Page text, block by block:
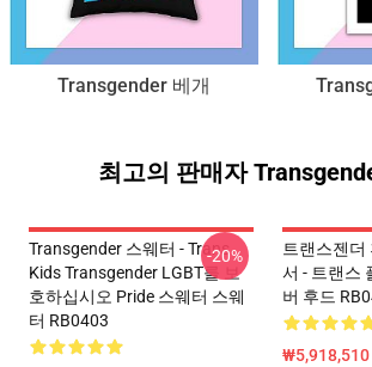
Transgender 베개
최고의 판매자
Transgender 스웨터 - Trans
Kids Transgender LGBT를 보
호하십시오 Pride 스웨터 스웨
터 RB0403
-20%
트랜스젠더
서 - 트랜스
버 후드